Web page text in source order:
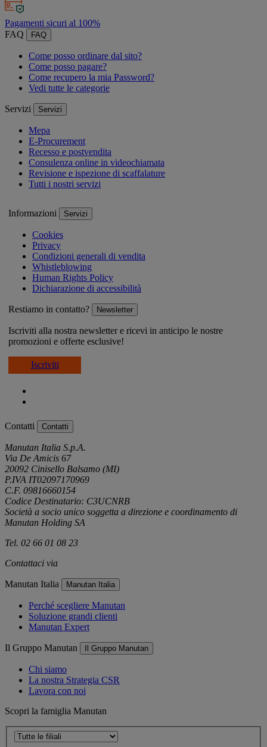
Pagamenti sicuri al 100%
FAQ
FAQ
Come posso ordinare dal sito?
Come posso pagare?
Come recupero la mia Password?
Vedi tutte le categorie
Servizi Servizi
Mepa
E-Procurement
Recesso e postvendita
Consulenza online in videochiamata
Revisione e ispezione di scaffalature
Tutti i nostri servizi
Informazioni Servizi
Cookies
Privacy
Condizioni generali di vendita
Whistleblowing
Human Rights Policy
Dichiarazione di accessibilità
Restiamo in contatto? Newsletter
Iscriviti alla nostra newsletter e ricevi in anticipo le nostre
promozioni e offerte esclusive!
Iscriviti
Contatti Contatti
Manutan Italia S.p.A.
Via De Amicis 67
20092 Cinisello Balsamo (MI)
P.IVA IT02097170969
C.F. 09816660154
Codice Destinatario: C3UCNRB
Società a socio unico soggetta a direzione e coordinamento di
Manutan Holding SA
Tel. 02 66 01 08 23
Contattaci via
Manutan Italia Manutan Italia
Perché scegliere Manutan
Soluzione grandi clienti
Manutan Expert
Il Gruppo Manutan Il Gruppo Manutan
Chi siamo
La nostra Strategia CSR
Lavora con noi
Scopri la famiglia Manutan